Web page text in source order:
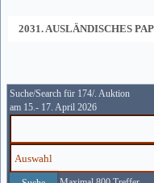
2031. AUSLÄNDISCHES
Suche/Search für 174/. Auktion
am 15.- 17. April 2026